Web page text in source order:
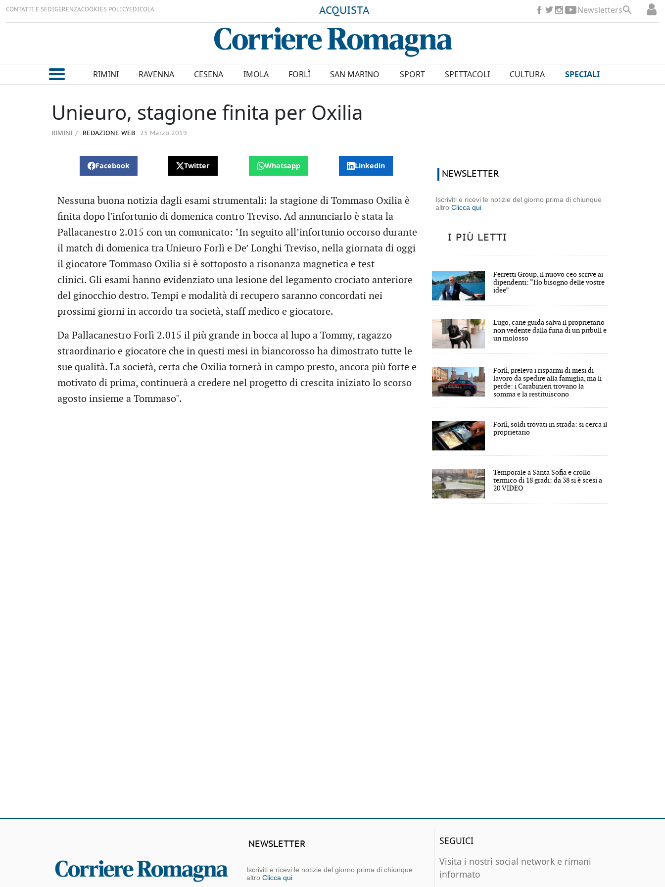
CONTATTI E SEDIGERENZACOOKIES POLICYEDICOLA ACQUISTA Newsletters
RIMINI RAVENNA CESENA IMOLA FORLÌ SAN MARINO SPORT SPETTACOLI CULTURA SPECIALI
Unieuro, stagione finita per Oxilia
RIMINI REDAZIONE WEB 25 Marzo 2019
Facebook Twitter Whatsapp Linkedin
Nessuna buona notizia dagli esami strumentali: la stagione di Tommaso Oxilia è
finita dopo l'infortunio di domenica contro Treviso. Ad annunciarlo è stata la
Pallacanestro 2.015 con un comunicato: "In seguito all’infortunio occorso durante
il match di domenica tra Unieuro Forlì e De’ Longhi Treviso, nella giornata di oggi
il giocatore Tommaso Oxilia si è sottoposto a risonanza magnetica e test
clinici. Gli esami hanno evidenziato una lesione del legamento crociato anteriore
del ginocchio destro. Tempi e modalità di recupero saranno concordati nei
prossimi giorni in accordo tra società, staff medico e giocatore.
Da Pallacanestro Forlì 2.015 il più grande in bocca al lupo a Tommy, ragazzo
straordinario e giocatore che in questi mesi in biancorosso ha dimostrato tutte le
sue qualità. La società, certa che Oxilia tornerà in campo presto, ancora più forte e
motivato di prima, continuerà a credere nel progetto di crescita iniziato lo scorso
agosto insieme a Tommaso".
NEWSLETTER
Iscriviti e ricevi le notizie del giorno prima di chiunque
altroClicca qui
I PIÙ LETTI
Ferretti Group, il nuovo ceo scrive ai
dipendenti: “Ho bisogno delle vostre
idee”
Lugo, cane guida salva il proprietario
non vedente dalla furia di un pitbull e
un molosso
Forlì, preleva i risparmi di mesi di
lavoro da spedire alla famiglia, ma li
perde: i Carabinieri trovano la
somma e la restituiscono
Forlì, soldi trovati in strada: si cerca il
proprietario
Temporale a Santa Sofia e crollo
termico di 18 gradi: da 38 si è scesi a
20 VIDEO
NEWSLETTER
Iscriviti e ricevi le notizie del giorno prima di chiunque
altro Clicca qui
SEGUICI
Visita i nostri social network e rimani
informato